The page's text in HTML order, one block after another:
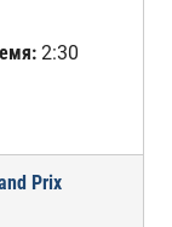
2:30
Prix